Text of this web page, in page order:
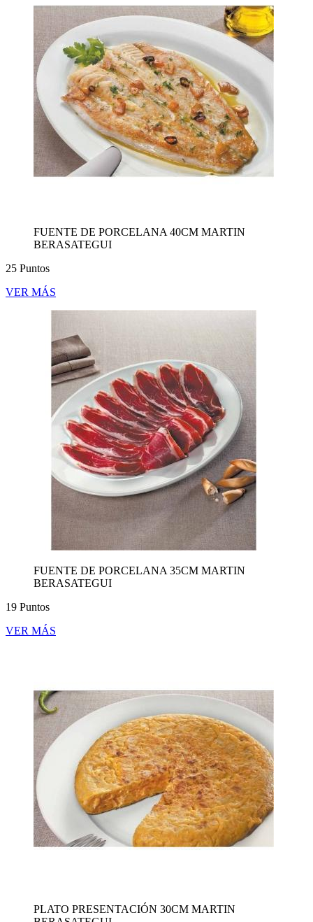
FUENTE DE PORCELANA 40CM MARTIN
BERASATEGUI
25 Puntos
VER MÁS
FUENTE DE PORCELANA 35CM MARTIN
BERASATEGUI
19 Puntos
VER MÁS
PLATO PRESENTACIÓN 30CM MARTIN